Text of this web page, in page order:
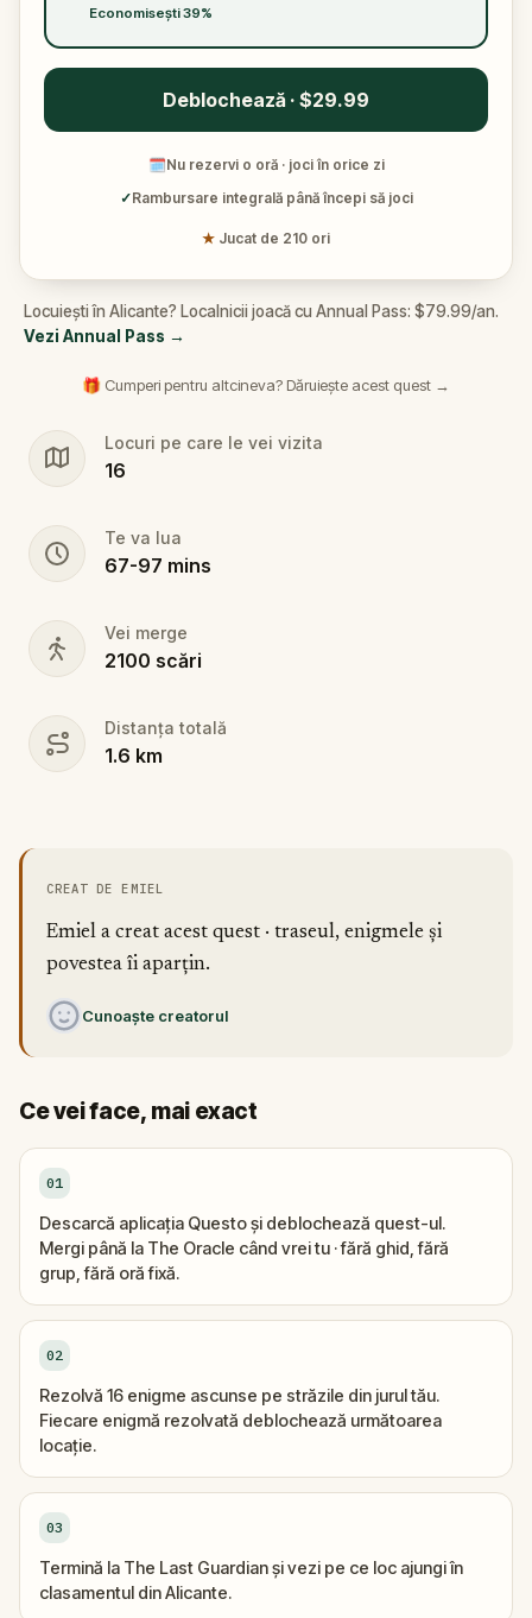
Economisești 39%
Deblochează · $29.99
🗓Nu rezervi o oră · joci în orice zi
✓Rambursare integrală până începi să joci
★ Jucat de 210 ori
Locuiești în Alicante? Localnicii joacă cu Annual Pass: $79.99/an.
Vezi Annual Pass →
🎁 Cumperi pentru altcineva? Dăruiește acest quest →
Locuri pe care le vei vizita
16
Te va lua
67-97 mins
Vei merge
2100 scări
Distanța totală
1.6 km
CREAT DE EMIEL
Emiel a creat acest quest · traseul, enigmele și
povestea îi aparțin.
Cunoaște creatorul
Ce vei face, mai exact
01
Descarcă aplicația Questo și deblochează quest-ul.
Mergi până la The Oracle când vrei tu · fără ghid, fără
grup, fără oră fixă.
02
Rezolvă 16 enigme ascunse pe străzile din jurul tău.
Fiecare enigmă rezolvată deblochează următoarea
locație.
03
Termină la The Last Guardian și vezi pe ce loc ajungi în
clasamentul din Alicante.